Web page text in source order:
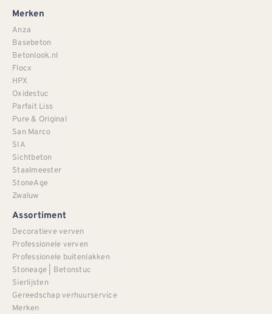
Merken
Anza
Basebeton
Betonlook.nl
Flocx
HPX
Oxidestuc
Parfait Liss
Pure & Original
San Marco
SIA
Sichtbeton
Staalmeester
StoneAge
Zwaluw
Assortiment
Decoratieve verven
Professionele verven
Professionele buitenlakken
Stoneage | Betonstuc
Sierlijsten
Gereedschap verhuurservice
Merken